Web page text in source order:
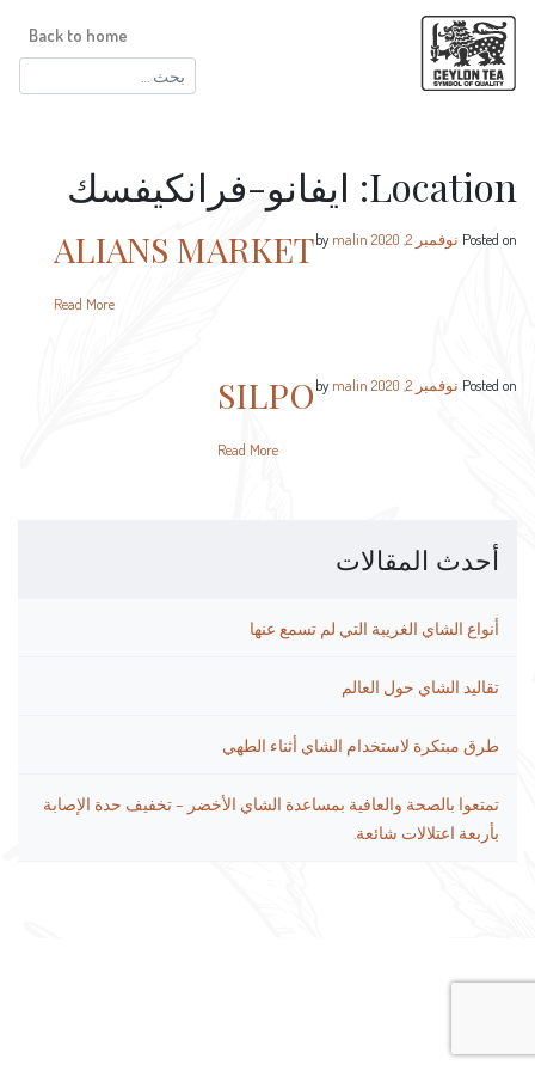
البحث
عن:
Back to home
Location: ايفانو-فرانكيفسك
Posted on نوفمبر 2, 2020 malin
ALIANS MARKET
Read More
Posted on نوفمبر 2, 2020 malin
SILPO
Read More
أحدث المقالات
أنواع الشاي الغريبة التي لم تسمع عنها
تقاليد الشاي حول العالم
طرق مبتكرة لاستخدام الشاي أثناء الطهي
تمتعوا بالصحة والعافية بمساعدة الشاي الأخضر – تخفيف حدة الإصابة
بأربعة اعتلالات شائعة.